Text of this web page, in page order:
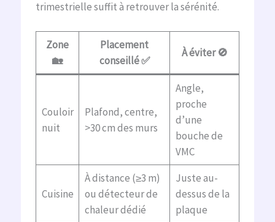
trimestrielle suffit à retrouver la sérénité.
Zone
🏡
Placement
conseillé ✅
À éviter 🚫
Couloir
nuit
Plafond, centre,
>30 cm des murs
Angle,
proche
d’une
bouche de
VMC
Cuisine
À distance (≥3 m)
ou détecteur de
chaleur dédié
Juste au-
dessus de la
plaque